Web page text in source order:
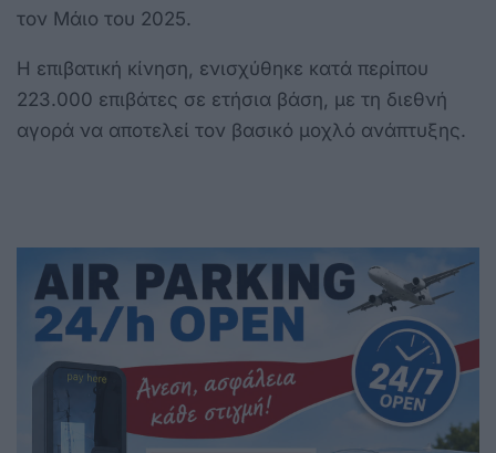
τον Μάιο του 2025.
Η επιβατική κίνηση, ενισχύθηκε κατά περίπου
223.000 επιβάτες σε ετήσια βάση, με τη διεθνή
αγορά να αποτελεί τον βασικό μοχλό ανάπτυξης.